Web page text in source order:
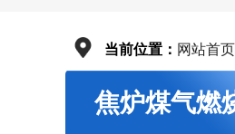
当前位置： 网站首页
焦炉煤气燃